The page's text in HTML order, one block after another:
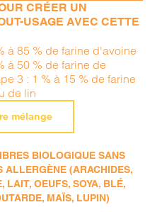
CRÉER UN
USAGE AVEC CETTE
à 85 % de farine d'avoine
à 50 % de farine de
3 : 1 % à 15 % de farine
de lin
mélange
BIOLOGIQUE SANS
ALLERGÈNE (ARACHIDES,
LAIT, OEUFS, SOYA, BLÉ,
MAÏS, LUPIN)